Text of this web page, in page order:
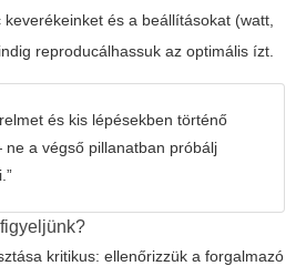
és a beállításokat (watt,
reproducálhassuk az optimális ízt.
és kis lépésekben történő
a végső pillanatban próbálj
kritikus: ellenőrizzük a forgalmazó